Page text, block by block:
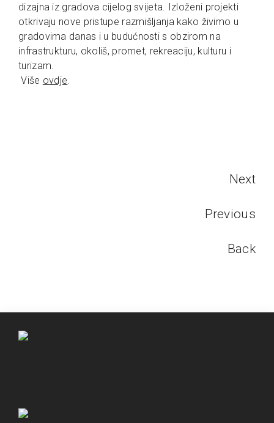
dizajna iz gradova cijelog svijeta. Izloženi projekti
otkrivaju nove pristupe razmišljanja kako živimo u
gradovima danas i u budućnosti s obzirom na
infrastrukturu, okoliš, promet, rekreaciju, kulturu i
turizam.
Više ovdje
Next
Previous
Back